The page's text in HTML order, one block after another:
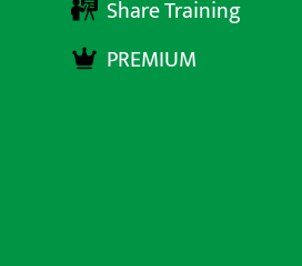
Share Training
PREMIUM
अर्थ सरोकार ९ असार २०७४, शुक्रबार ०९:२५